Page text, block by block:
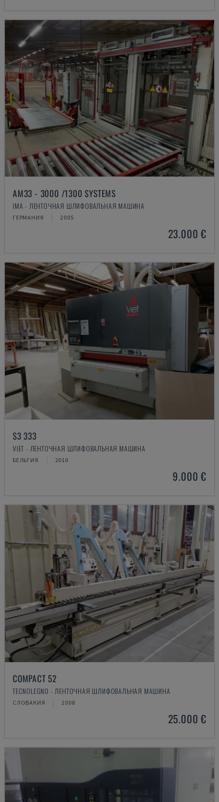
AM33 - 3000 /1300 SYSTEMS
IMA - ЛЕНТОЧНАЯ ШЛИФОВАЛЬНАЯ МАШИНА
ГЕРМАНИЯ 2005
23.000 €
S3 333
VIET - ЛЕНТОЧНАЯ ШЛИФОВАЛЬНАЯ МАШИНА
БЕЛЬГИЯ 2010
9.000 €
COMPACT 52
TECNOLEGNO - ЛЕНТОЧНАЯ ШЛИФОВАЛЬНАЯ МАШИНА
СЛОВАКИЯ 2008
25.000 €